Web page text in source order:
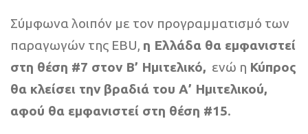
Σύμφωνα λοιπόν με τον προγραμματισμό των
παραγωγών της EBU, η Ελλάδα θα εμφανιστεί
στη θέση #7 στον Β’ Ημιτελικό, ενώ η Κύπρος
θα κλείσει την βραδιά του Α’ Ημιτελικού,
αφού θα εμφανιστεί στη θέση #15.